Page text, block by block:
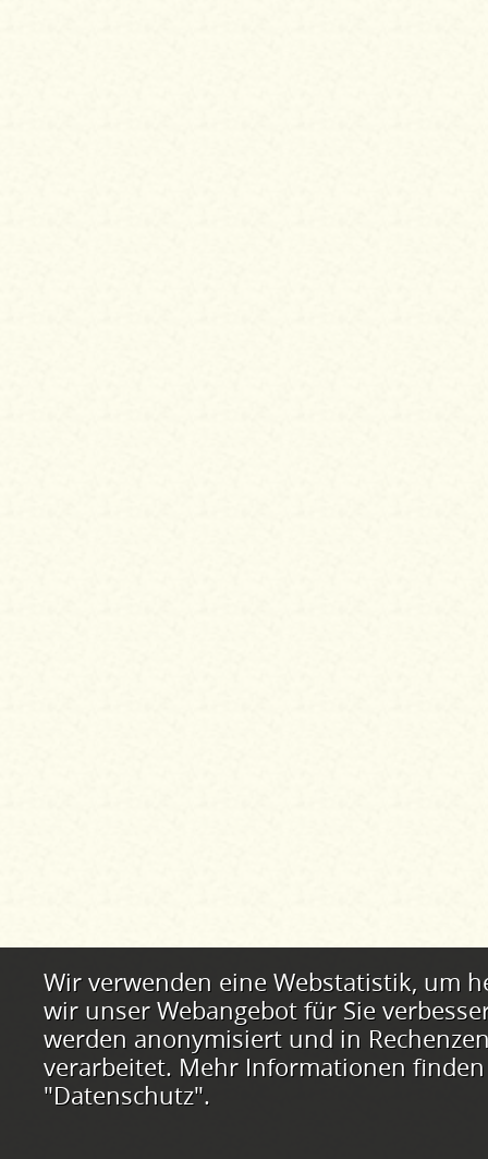
Webstatistik
Wir verwenden eine Webstatistik, um
wir unser Webangebot für Sie
werden anonymisiert und in
verarbeitet. Mehr Informationen
"Datenschutz".